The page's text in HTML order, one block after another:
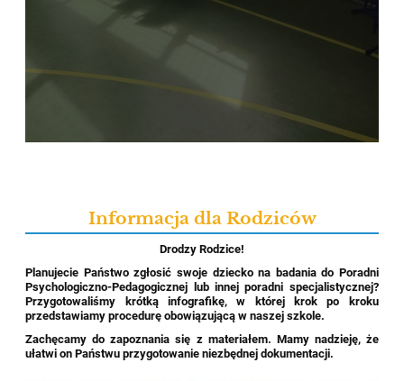
Informacja dla Rodziców
Drodzy Rodzice!
Planujecie Państwo zgłosić swoje dziecko na badania do Poradni
Psychologiczno-Pedagogicznej lub innej poradni specjalistycznej?
Przygotowaliśmy krótką infografikę, w której krok po kroku
przedstawiamy procedurę obowiązującą w naszej szkole.
Zachęcamy do zapoznania się z materiałem. Mamy nadzieję, że
ułatwi on Państwu przygotowanie niezbędnej dokumentacji.